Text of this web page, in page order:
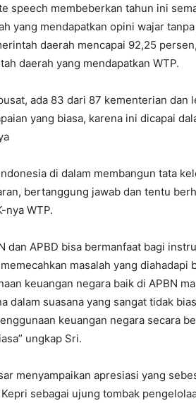
speech membeberkan tahun ini
yang mendapatkan opini wajar
daerah mencapai 92,25
daerah yang mendapatkan WTP.
ada 83 dari 87 kementerian dan
yang biasa, karena ini dicapai
di dalam membangun tata
bertanggung jawab dan tentu
nya WTP.
dan APBD bisa bermanfaat bagi
masalah yang diahadapi
keuangan negara baik di APBN
dalam suasana yang sangat tidak
keuangan negara secara
ungkap Sri.
menyampaikan apresiasi yang
sebagai ujung tombak